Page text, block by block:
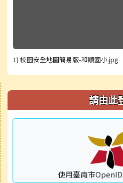
1) 校園安全地圖簡易版-和順國小.jpg
右邊區域內容 請由此
使用臺南市